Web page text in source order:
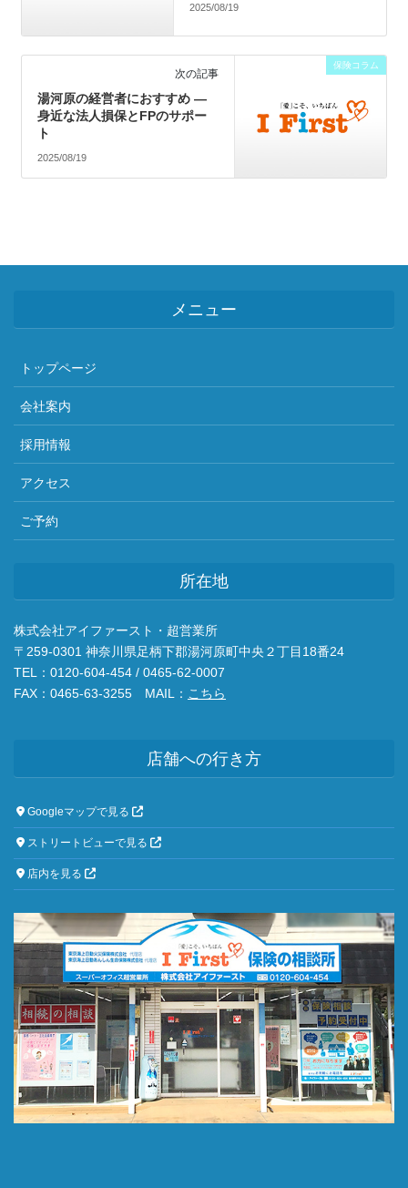
2025/08/19
保険コラム
次の記事
湯河原の経営者におすすめ ―
身近な法人損保とFPのサポー
ト
2025/08/19
メニュー
トップページ
会社案内
採用情報
アクセス
ご予約
所在地
株式会社アイファースト・超営業所
〒259-0301 神奈川県足柄下郡湯河原町中央２丁目18番24
TEL：0120-604-454 / 0465-62-0007
FAX：0465-63-3255 MAIL： こちら
店舗への行き方
Googleマップで見る
ストリートビューで見る
店内を見る